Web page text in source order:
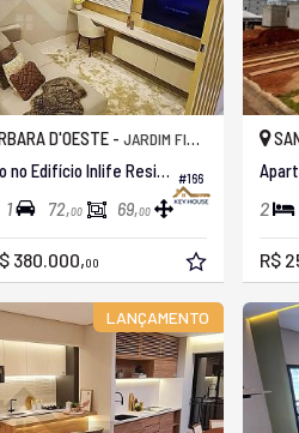
#166
D'OESTE - JARDIM FIRENZE
Apartamento no Edifício Inlife Residence
1 72,00 69,00
380.000,00
2
R$
LANÇAMENTO